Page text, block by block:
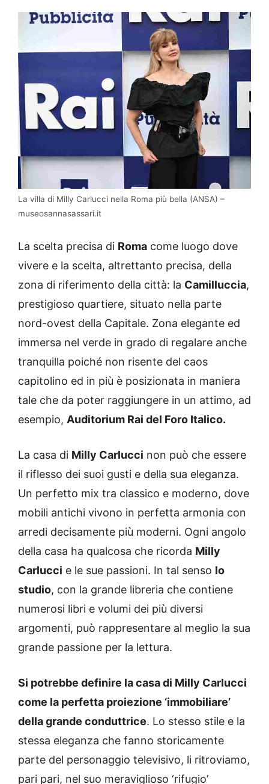
La villa di Milly Carlucci nella Roma più bella (ANSA) –
museosannasassari.it
La scelta precisa di Roma come luogo dove
vivere e la scelta, altrettanto precisa, della
zona di riferimento della città: la Camilluccia,
prestigioso quartiere, situato nella parte
nord-ovest della Capitale. Zona elegante ed
immersa nel verde in grado di regalare anche
tranquilla poiché non risente del caos
capitolino ed in più è posizionata in maniera
tale che da poter raggiungere in un attimo, ad
esempio, Auditorium Rai del Foro Italico.
La casa di Milly Carlucci non può che essere
il riflesso dei suoi gusti e della sua eleganza.
Un perfetto mix tra classico e moderno, dove
mobili antichi vivono in perfetta armonia con
arredi decisamente più moderni. Ogni angolo
della casa ha qualcosa che ricorda Milly
Carlucci e le sue passioni. In tal senso lo
studio, con la grande libreria che contiene
numerosi libri e volumi dei più diversi
argomenti, può rappresentare al meglio la sua
grande passione per la lettura.
Si potrebbe definire la casa di Milly Carlucci
come la perfetta proiezione ‘immobiliare’
della grande conduttrice. Lo stesso stile e la
stessa eleganza che fanno storicamente
parte del personaggio televisivo, li ritroviamo,
pari pari, nel suo meraviglioso ‘rifugio’